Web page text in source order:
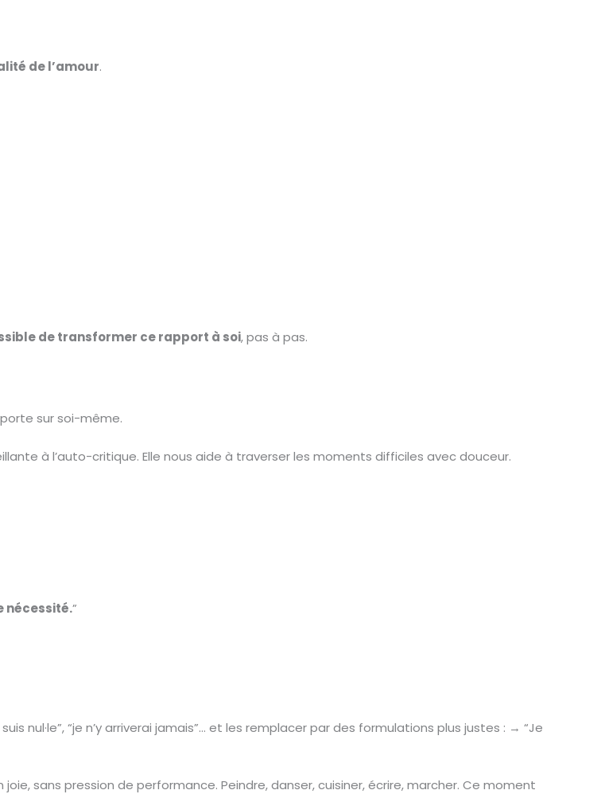
de l’amour.
de transformer ce rapport à soi, pas à pas.
porte sur soi-même.
à l’auto-critique. Elle nous aide à traverser les moments difficiles avec douceur.
nécessité.”
nul·le”, “je n’y arriverai jamais”… et les remplacer par des formulations plus justes : → “Je
sans pression de performance. Peindre, danser, cuisiner, écrire, marcher. Ce moment